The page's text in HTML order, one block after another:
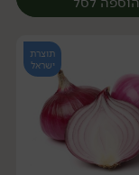
תוצרת
ישראל